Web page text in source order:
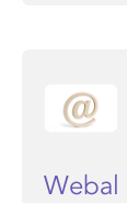
Webal